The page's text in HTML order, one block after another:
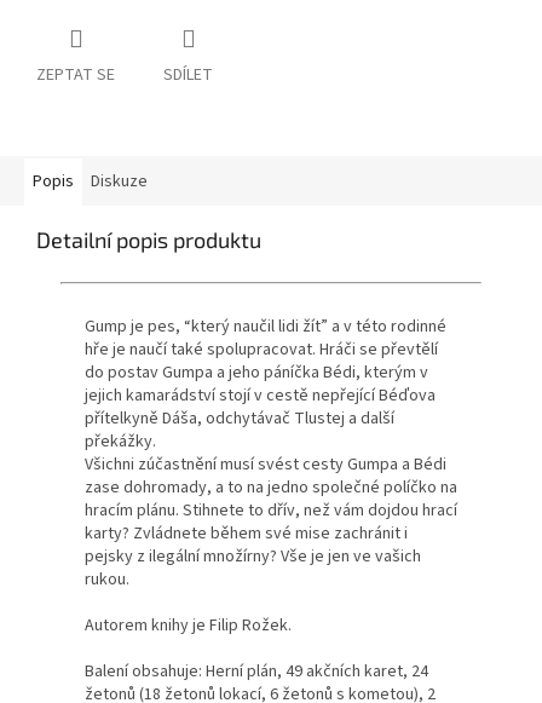
ZEPTAT SE SDÍLET
Popis Diskuze
Detailní popis produktu
Gump je pes, “který naučil lidi žít” a v této rodinné
hře je naučí také spolupracovat. Hráči se převtělí
do postav Gumpa a jeho páníčka Bédi, kterým v
jejich kamarádství stojí v cestě nepřející Béďova
přítelkyně Dáša, odchytávač Tlustej a další
překážky.
Všichni zúčastnění musí svést cesty Gumpa a Bédi
zase dohromady, a to na jedno společné políčko na
hracím plánu. Stihnete to dřív, než vám dojdou hrací
karty? Zvládnete během své mise zachránit i
pejsky z ilegální množírny? Vše je jen ve vašich
rukou.
Autorem knihy je Filip Rožek.
Balení obsahuje: Herní plán, 49 akčních karet, 24
žetonů (18 žetonů lokací, 6 žetonů s kometou), 2